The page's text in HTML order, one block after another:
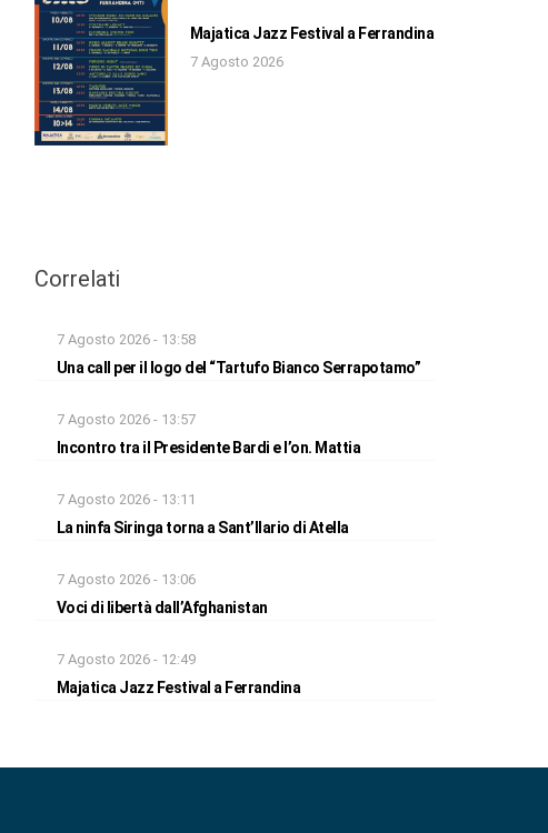
Majatica Jazz Festival a Ferrandina
7 Agosto 2026
Correlati
7 Agosto 2026 - 13:58
Una call per il logo del “Tartufo Bianco Serrapotamo”
7 Agosto 2026 - 13:57
Incontro tra il Presidente Bardi e l’on. Mattia
7 Agosto 2026 - 13:11
La ninfa Siringa torna a Sant’Ilario di Atella
7 Agosto 2026 - 13:06
Voci di libertà dall’Afghanistan
7 Agosto 2026 - 12:49
Majatica Jazz Festival a Ferrandina